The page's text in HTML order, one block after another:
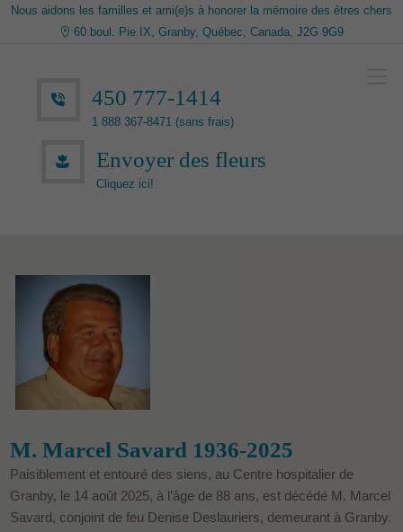
Nous aidons les familles et ami(e)s à honorer la mémoire des êtres chers
60 boul. Pie IX, Granby, Québec, Canada, J2G 9G9
450 777-1414
1 888 367-8471 (sans frais)
Envoyer des fleurs
Cliquez ici!
M. Marcel Savard 1936-2025
Paisiblement et entouré des siens, au Centre hospitalier de
Granby, le 14 août 2025, à l’âge de 88 ans, est décédé M. Marcel
Savard, conjoint de feu Denise Deslauriers, demeurant à Granby.